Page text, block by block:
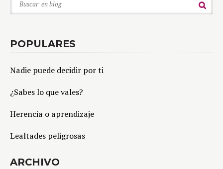
POPULARES
Nadie puede decidir por ti
¿Sabes lo que vales?
Herencia o aprendizaje
Lealtades peligrosas
ARCHIVO